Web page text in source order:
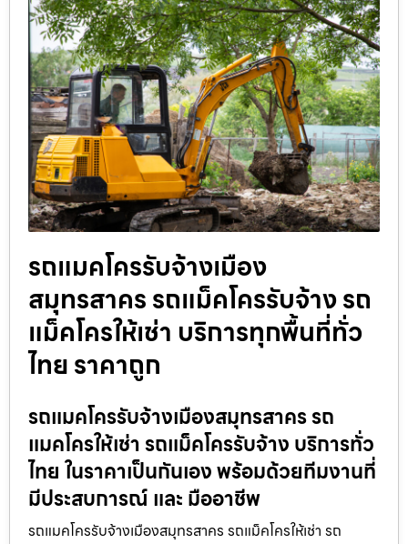
รถแมคโครรับจ้างเมือง
สมุทรสาคร รถแม็คโครรับจ้าง รถ
แม็คโครให้เช่า บริการทุกพื้นที่ทั่ว
ไทย ราคาถูก
รถแมคโครรับจ้างเมืองสมุทรสาคร รถ
แมคโครให้เช่า รถแม็คโครรับจ้าง บริการทั่ว
ไทย ในราคาเป็นกันเอง พร้อมด้วยทีมงานที่
มีประสบการณ์ และ มืออาชีพ
รถแมคโครรับจ้างเมืองสมุทรสาคร รถแม็คโครให้เช่า รถ